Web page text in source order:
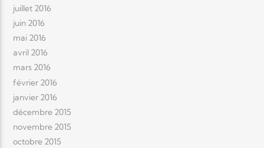
juillet 2016
juin 2016
mai 2016
avril 2016
mars 2016
février 2016
janvier 2016
décembre 2015
novembre 2015
octobre 2015